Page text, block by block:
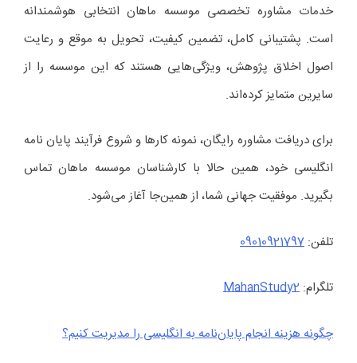
خدمات مشاوره تخصصی موسسه ماهان انتخابی هوشمندانه
است. پشتیبانی کامل، تضمین کیفیت، تحویل به موقع و رعایت
اصول اخلاق پژوهش، ویژگی‌هایی هستند که این موسسه را از
سایرین متمایز کرده‌اند.
برای دریافت مشاوره رایگان، نمونه کارها و شروع فرآیند پایان نامه
انگلیسی خود، همین حالا با کارشناسان موسسه ماهان تماس
بگیرید. موفقیت جهانی شما، از همین‌جا آغاز می‌شود.
تلفن: 09010921797
تلگرام: MahanStudy2
چگونه هزینه‌ انجام پایان‌نامه به انگلیسی را مدیریت کنیم؟